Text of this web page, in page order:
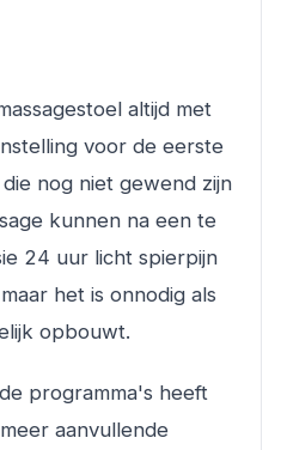
altijd met
voor de eerste
nog niet gewend zijn
kunnen na een te
24 uur licht spierpijn
het is onnodig als
opbouwt.
programma's heeft
aanvullende